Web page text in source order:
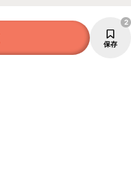
保存
2